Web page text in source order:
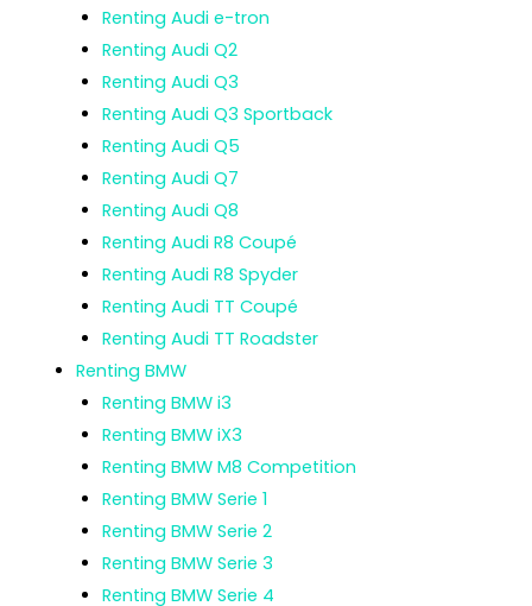
Renting Audi e-tron
Renting Audi Q2
Renting Audi Q3
Renting Audi Q3 Sportback
Renting Audi Q5
Renting Audi Q7
Renting Audi Q8
Renting Audi R8 Coupé
Renting Audi R8 Spyder
Renting Audi TT Coupé
Renting Audi TT Roadster
Renting BMW
Renting BMW i3
Renting BMW iX3
Renting BMW M8 Competition
Renting BMW Serie 1
Renting BMW Serie 2
Renting BMW Serie 3
Renting BMW Serie 4